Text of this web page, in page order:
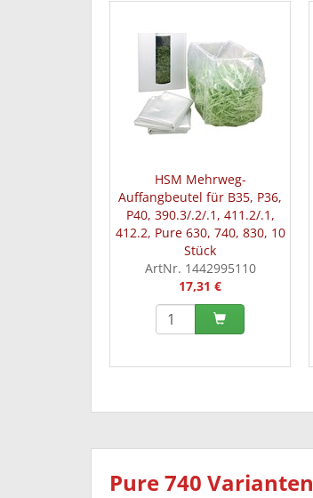
HSM Mehrweg-
Auffangbeutel für B35, P36,
P40, 390.3/.2/.1, 411.2/.1,
412.2, Pure 630, 740, 830, 10
Stück
ArtNr. 1442995110
17,31 €
Pure 740 Varianten